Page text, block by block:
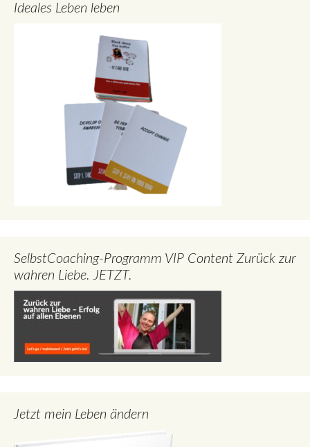
Ideales Leben leben
SelbstCoaching-Programm VIP Content Zurück zur
wahren Liebe. JETZT.
Jetzt mein Leben ändern